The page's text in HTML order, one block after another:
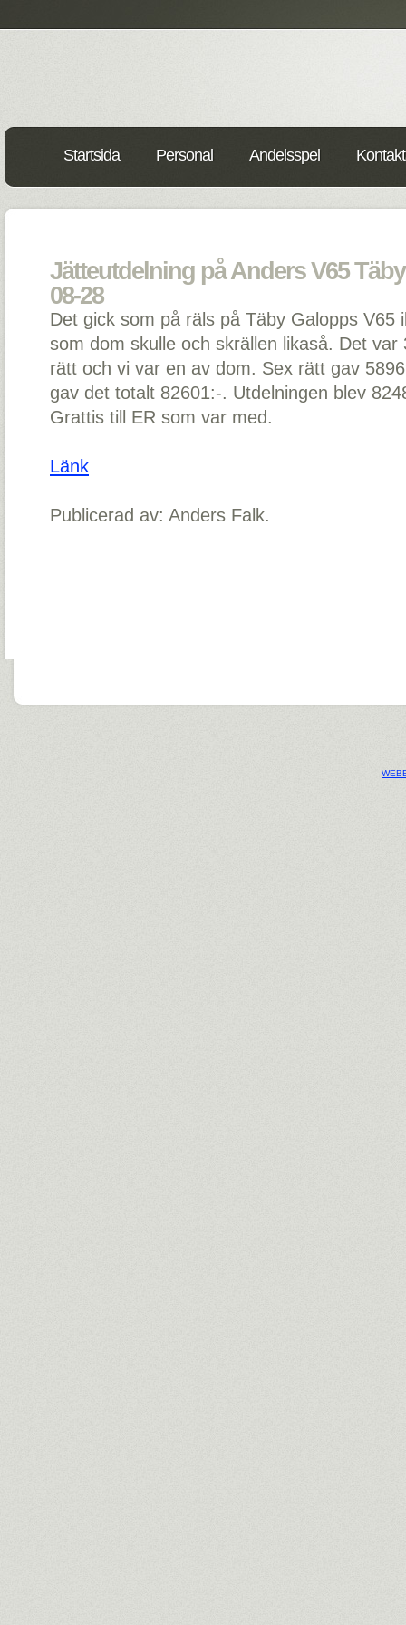
Startsida Personal Andelsspel
Jätteutdelning på Anders V65
08-28
Det gick som på räls på Täby Galopps V65
som dom skulle och skrällen likaså. Det var
rätt och vi var en av dom. Sex rätt gav
gav det totalt 82601:-. Utdelningen blev
Grattis till ER som var med.
Länk
Publicerad av: Anders Falk.